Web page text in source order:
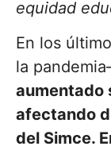
equidad
En los
la
aumentado
afectando
del Simce.